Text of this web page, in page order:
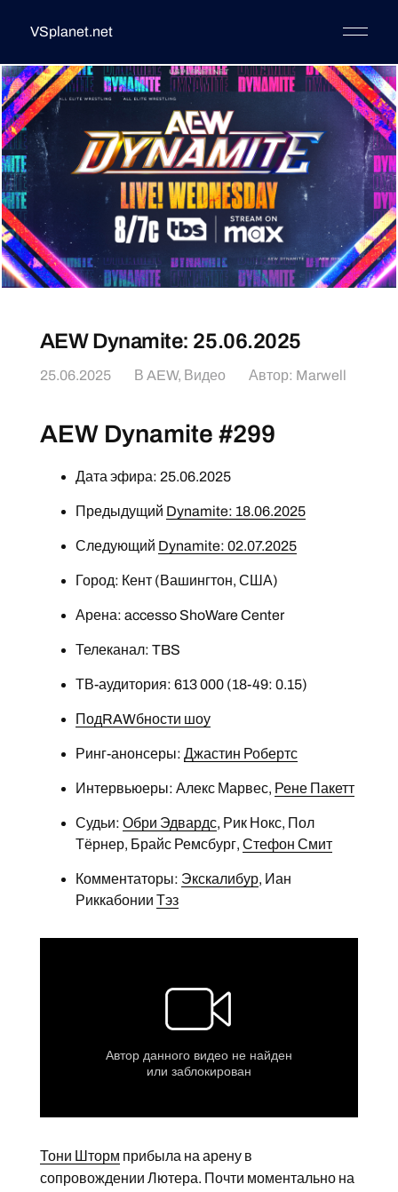
VSplanet.net
AEW Dynamite: 25.06.2025
25.06.2025 В AEW, Видео Автор: Marwell
AEW Dynamite #299
Дата эфира: 25.06.2025
Предыдущий Dynamite: 18.06.2025
Следующий Dynamite: 02.07.2025
Город: Кент (Вашингтон, США)
Арена: accesso ShoWare Center
Телеканал: TBS
ТВ-аудитория: 613 000 (18-49: 0.15)
ПодRAWбности шоу
Ринг-анонсеры: Джастин Робертс
Интервьюеры: Алекс Марвес, Рене Пакетт
Судьи: Обри Эдвардс, Рик Нокс, Пол
Тёрнер, Брайс Ремсбург, Стефон Смит
Комментаторы: Экскалибур, Иан
Риккабонии Тэз
Тони Шторм прибыла на арену в
сопровождении Лютера. Почти моментально на